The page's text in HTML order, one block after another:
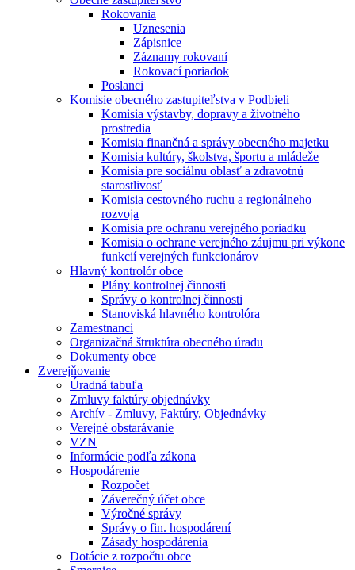
Rokovania
Uznesenia
Zápisnice
Záznamy rokovaní
Rokovací poriadok
Poslanci
Komisie obecného zastupiteľstva v Podbieli
Komisia výstavby, dopravy a životného
prostredia
Komisia finančná a správy obecného majetku
Komisia kultúry, školstva, športu a mládeže
Komisia pre sociálnu oblasť a zdravotnú
starostlivosť
Komisia cestovného ruchu a regionálneho
rozvoja
Komisia pre ochranu verejného poriadku
Komisia o ochrane verejného záujmu pri výkone
funkcií verejných funkcionárov
Hlavný kontrolór obce
Plány kontrolnej činnosti
Správy o kontrolnej činnosti
Stanoviská hlavného kontrolóra
Zamestnanci
Organizačná štruktúra obecného úradu
Dokumenty obce
Zverejňovanie
Úradná tabuľa
Zmluvy faktúry objednávky
Archív - Zmluvy, Faktúry, Objednávky
Verejné obstarávanie
VZN
Informácie podľa zákona
Hospodárenie
Rozpočet
Záverečný účet obce
Výročné správy
Správy o fin. hospodárení
Zásady hospodárenia
Dotácie z rozpočtu obce